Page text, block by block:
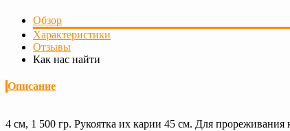
Обзор
Характеристики
Отзывы
Как нас найти
Описание
4 см, 1 500 гр. Рукоятка их карии 45 см. Для прореживания